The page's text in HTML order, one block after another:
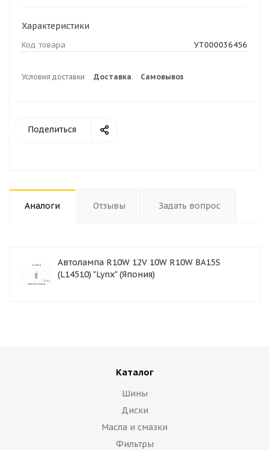
Характеристики
Код товара УТ000036456
Условия доставки Доставка Самовывоз
Поделиться
Аналоги Отзывы Задать вопрос
Автолампа R10W 12V 10W R10W BA15S
(L14510) "Lynx" (Япония)
Каталог
Шины
Диски
Масла и смазки
Фильтры